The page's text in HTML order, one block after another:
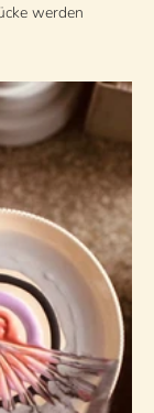
werden